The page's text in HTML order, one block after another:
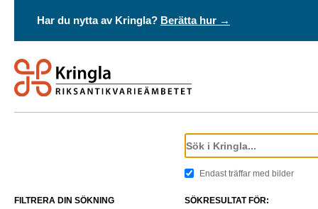
Har du nytta av Kringla? Berätta hur →
Endast träffar med bilder
SÖKRESULTAT FÖR:
FILTRERA DIN SÖKNING